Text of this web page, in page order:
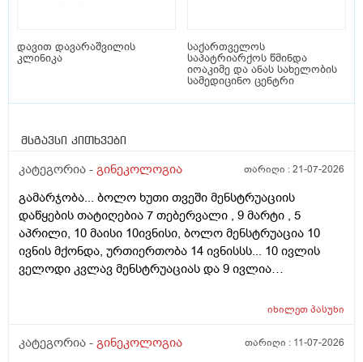
დავით დავარაშვილის
კლინიკა
საქართველოს
საპატრიარქოს წმინდა
იოაკიმე და ანას სახელობის
სამედიცინო ცენტრი
მსგავსი კითხვები
კატეგორია - გინეკოლოგია თარიღი :21-07-2026
გამარჯობა... ბოლო ხუთი თვეში მენსტრუაციის
დაწყების თატიღებია 7 თებერვალი , 9 მარტი , 5
აპრილი, 10 მაისი 10ივნისი, ბოლო მენსტრუაცია 10
ივნის მქონდა, ურთიერთობა 14 ივნისსს... 10 ივლის
ველოდი კვლავ მენსტრუაციას და 9 ივლია
მენსტრუაცია 10 დღეა გადამიცდს,,, ორსულობას არ
თვე გავიდა... 9 ივლის რო დავორსულებოდი როგორ
იხილეთპასუხი
კატეგორია - გინეკოლოგია თარიღი : 11-07-2026